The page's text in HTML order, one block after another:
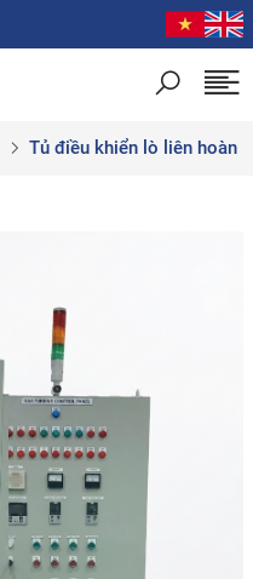
Tủ điều khiển lò liên hoàn